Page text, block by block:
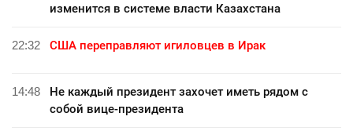
изменится в системе власти Казахстана
22:32 США переправляют игиловцев в Ирак
14:48
Не каждый президент захочет иметь рядом с
собой вице-президента